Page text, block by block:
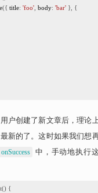
({ title: 'foo' body: 'bar' }, {
户创建了新文章后，理论
新的了。这时如果我们想
onSuccess 中，手动地执行
{